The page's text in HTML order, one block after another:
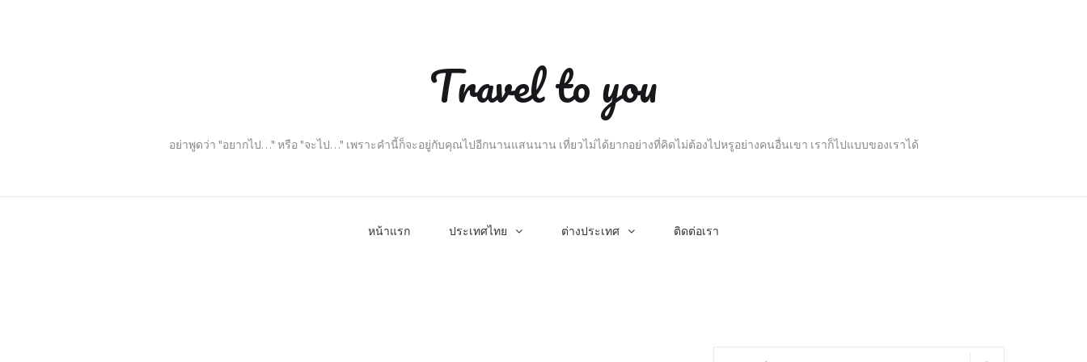
Travel to you
อย่าพูดว่า "อยากไป…" หรือ "จะไป…" เพราะคำนี้ก็จะอยู่กับคุณไปอีกนานแสนนาน เที่ยวไม่ได้ยากอย่างที่คิดไม่ต้องไปหรูอย่างคนอื่นเขา เราก็ไปแบบของเราได้
หน้าแรก ประเทศไทย ต่างประเทศ ติดต่อเรา